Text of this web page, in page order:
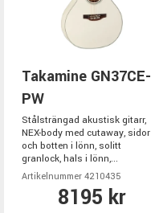
Takamine GN37CE-
PW
Stålsträngad akustisk gitarr,
NEX-body med cutaway, sidor
och botten i lönn, solitt
granlock, hals i lönn,...
Artikelnummer 4210435
8195 kr